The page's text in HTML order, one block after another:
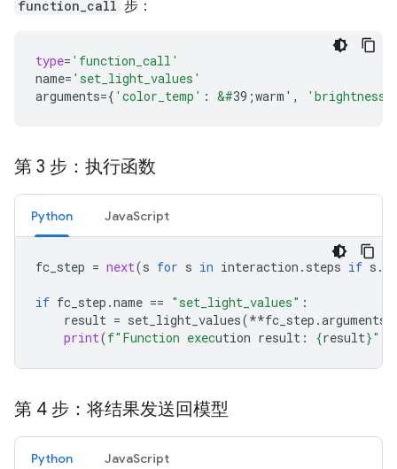
function_call 步：
type= 'function_call'
name= 'set_light_values'
arguments={ 'color_temp' : &#39;warm' , 'brightness'
第 3 步：执行函数
Python JavaScript
fc_step = next(s for s in interaction . steps if s .
if fc_step .name == "set_light_values" :
result = set_light_values(**fc_step .arguments
print(f"Function execution result: {result}"
第 4 步：将结果发送回模型
Python JavaScript